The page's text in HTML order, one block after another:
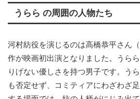
うらら の周囲の人物たち
河村紡役を演じるのは高橋恭平さん
作が映画初出演となりました。うら
りげない優しさを持つ男子です。う
も否定せず、コミティアにわざわざ